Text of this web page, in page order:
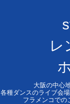
レ
大阪の中心
各種ダンスのライブ会
フラメンコでの